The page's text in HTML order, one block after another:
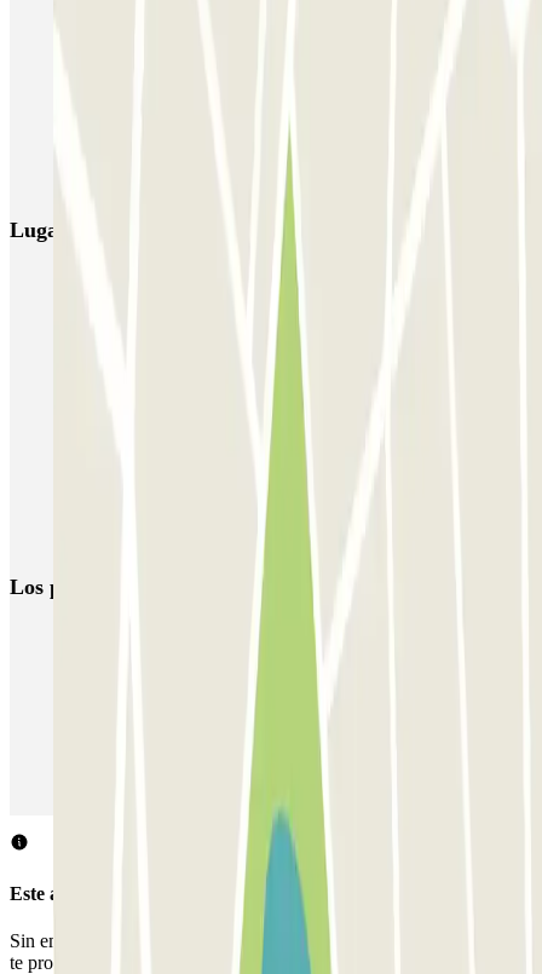
FLYPARK - Valet - Aeropuerto de Bilbao
FLYPARK - P&R - Aeropuerto de Bilbao
Lugares y eventos interesantes cerca de IC Termibus
Reservas de parking en Termibus en Bilbao
Parkings cerca del estadio de San Mamés en Bilbao
Reservas de parking en el Palacio Euskalduna
Parking BBK Live Festival Bilbao
Reserva parking cerca de la Torre Iberdrola de Bilbao
Parking en Bilbao Centro | Dónde aparcar | Parclick
Los parkings más reservados
Parking en Barcelona
Parking en Aeropuerto Barcelona
Parking en Aeropuerto Madrid Barajas
Parking en Sants - Estación de Barcelona
Este aparcamiento no acepta reservas a través de Parclick.
Sin embargo, puedes reservar en uno de los parkings cercanos que
te proponemos.